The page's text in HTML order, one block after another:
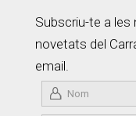
Subscriu-te a
novetats del
email.